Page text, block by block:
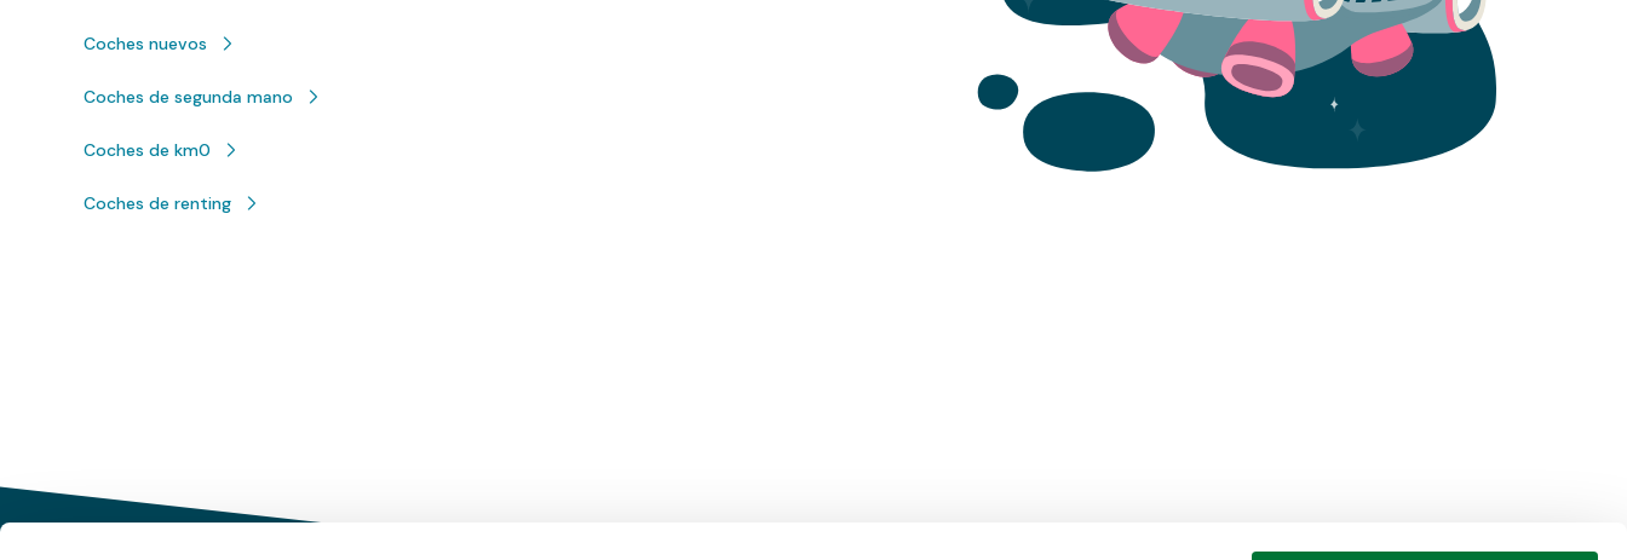
Coches nuevos
Coches de segunda mano
Coches de km0
Coches de renting